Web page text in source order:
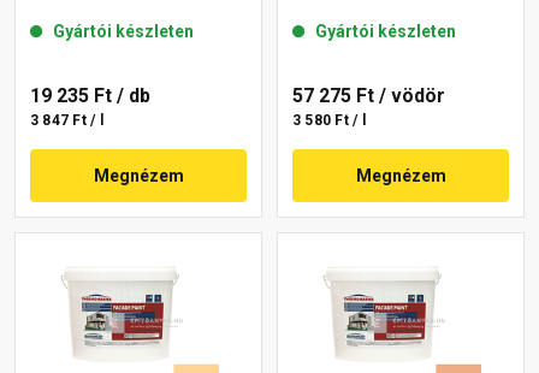
Gyártói készleten
19 235 Ft / db
3 847 Ft / l
Megnézem
Gyártói készleten
57 275 Ft / vödör
3 580 Ft / l
Megnézem